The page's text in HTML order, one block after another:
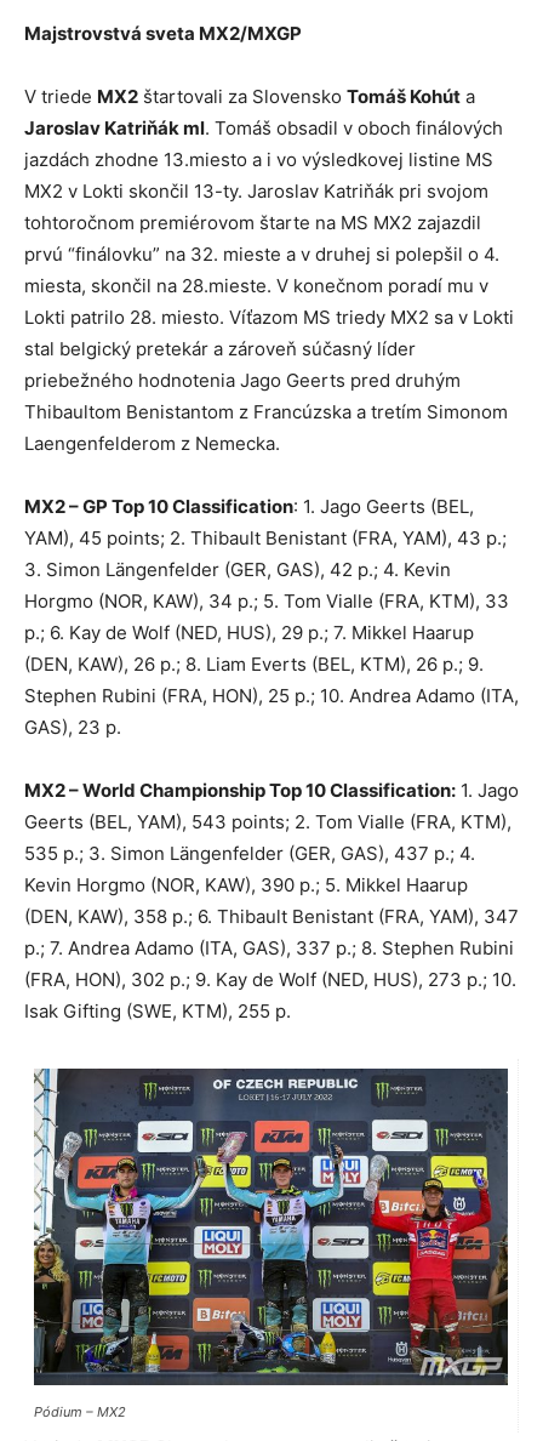
Majstrovstvá sveta MX2/MXGP
V triede MX2 štartovali za Slovensko Tomáš Kohút a
Jaroslav Katriňák ml. Tomáš obsadil v oboch finálových
jazdách zhodne 13.miesto a i vo výsledkovej listine MS
MX2 v Lokti skončil 13-ty. Jaroslav Katriňák pri svojom
tohtoročnom premiérovom štarte na MS MX2 zajazdil
prvú “finálovku” na 32. mieste a v druhej si polepšil o 4.
miesta, skončil na 28.mieste. V konečnom poradí mu v
Lokti patrilo 28. miesto. Víťazom MS triedy MX2 sa v Lokti
stal belgický pretekár a zároveň súčasný líder
priebežného hodnotenia Jago Geerts pred druhým
Thibaultom Benistantom z Francúzska a tretím Simonom
Laengenfelderom z Nemecka.
MX2 – GP Top 10 Classification: 1. Jago Geerts (BEL,
YAM), 45 points; 2. Thibault Benistant (FRA, YAM), 43 p.;
3. Simon Längenfelder (GER, GAS), 42 p.; 4. Kevin
Horgmo (NOR, KAW), 34 p.; 5. Tom Vialle (FRA, KTM), 33
p.; 6. Kay de Wolf (NED, HUS), 29 p.; 7. Mikkel Haarup
(DEN, KAW), 26 p.; 8. Liam Everts (BEL, KTM), 26 p.; 9.
Stephen Rubini (FRA, HON), 25 p.; 10. Andrea Adamo (ITA,
GAS), 23 p.
MX2 – World Championship Top 10 Classification: 1. Jago
Geerts (BEL, YAM), 543 points; 2. Tom Vialle (FRA, KTM),
535 p.; 3. Simon Längenfelder (GER, GAS), 437 p.; 4.
Kevin Horgmo (NOR, KAW), 390 p.; 5. Mikkel Haarup
(DEN, KAW), 358 p.; 6. Thibault Benistant (FRA, YAM), 347
p.; 7. Andrea Adamo (ITA, GAS), 337 p.; 8. Stephen Rubini
(FRA, HON), 302 p.; 9. Kay de Wolf (NED, HUS), 273 p.; 10.
Isak Gifting (SWE, KTM), 255 p.
Pódium – MX2